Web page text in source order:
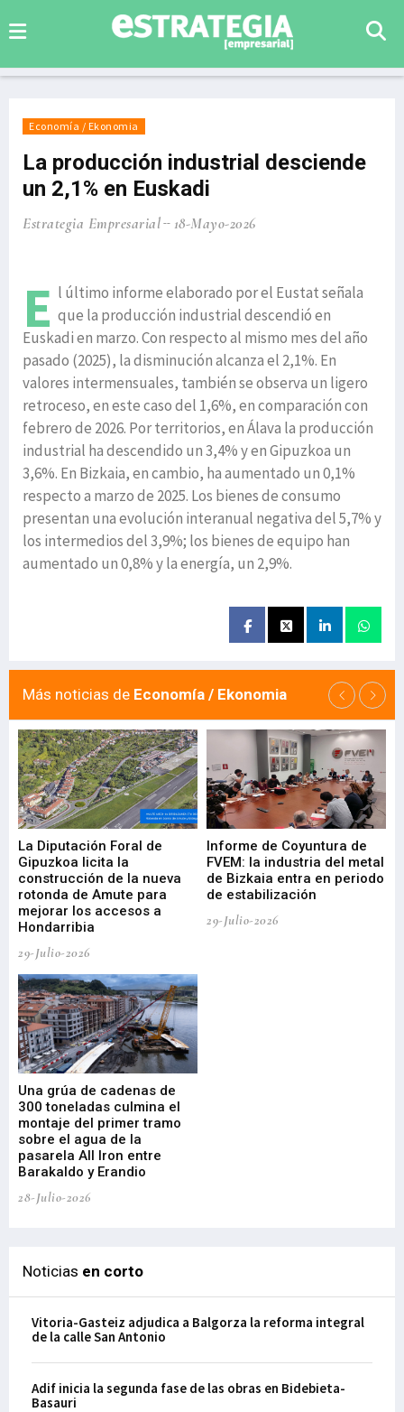
Economía / Ekonomia
La producción industrial desciende
un 2,1% en Euskadi
Estrategia Empresarial 18-Mayo-2026
E l último informe elaborado por el Eustat señala
que la producción industrial descendió en
Euskadi en marzo. Con respecto al mismo mes del año
pasado (2025), la disminución alcanza el 2,1%. En
valores intermensuales, también se observa un ligero
retroceso, en este caso del 1,6%, en comparación con
febrero de 2026. Por territorios, en Álava la producción
industrial ha descendido un 3,4% y en Gipuzkoa un
3,6%. En Bizkaia, en cambio, ha aumentado un 0,1%
respecto a marzo de 2025. Los bienes de consumo
presentan una evolución interanual negativa del 5,7% y
los intermedios del 3,9%; los bienes de equipo han
aumentado un 0,8% y la energía, un 2,9%.
Más noticias de Economía / Ekonomia
La Diputación Foral de
Gipuzkoa licita la
construcción de la nueva
rotonda de Amute para
mejorar los accesos a
Hondarribia
29-Julio-2026
Informe de Coyuntura de
FVEM: la industria del metal
de Bizkaia entra en periodo
de estabilización
29-Julio-2026
Una grúa de cadenas de
300 toneladas culmina el
montaje del primer tramo
sobre el agua de la
pasarela All Iron entre
Barakaldo y Erandio
28-Julio-2026
Noticias en corto
Vitoria-Gasteiz adjudica a Balgorza la reforma integral
de la calle San Antonio
Adif inicia la segunda fase de las obras en Bidebieta-
Basauri